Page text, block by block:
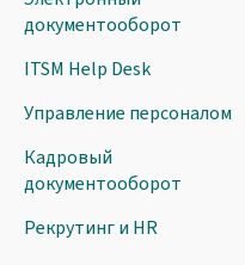
документооборот
ITSM Help Desk
Управление персоналом
Кадровый
документооборот
Рекрутинг и HR